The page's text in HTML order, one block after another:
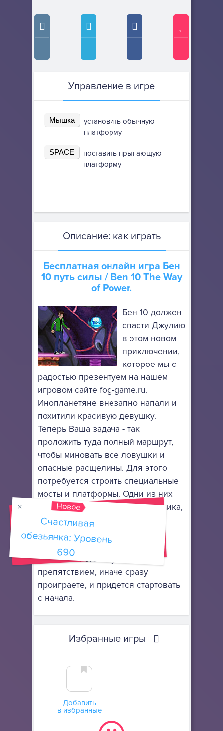
Управление в игре
Мышка
установить обычную
платформу
SPACE
поставить прыгающую
платформу
Описание: как играть
Бесплатная онлайн игра Бен
10 путь силы / Ben 10 The Way
of Power.
Бен 10 должен
спасти Джулию
в этом новом
приключении,
которое мы с
радостью презентуем на нашем
игровом сайте fog-game.ru.
Инопланетяне внезапно напали и
похитили красивую девушку.
Теперь Ваша задача - так
проложить туда полный маршрут,
чтобы миновать все ловушки и
опасные расщелины. Для этого
потребуется строить специальные
мосты и платформы. Одни из них
просто будут удерживать мальчика,
а другие - даже позволят ему
прыгать и взбираться высоко-
высоко. Не позволяйте герою
упасть или столкнуться с
препятствием, иначе сразу
проиграете, и придется стартовать
с начала.
Избранные игры
Добавить
в избранные
Новое
Счастливая
обезьянка: Уровень
690